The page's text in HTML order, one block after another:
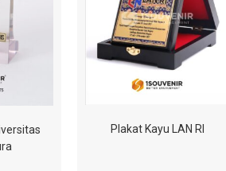
Plakat Kayu LAN RI